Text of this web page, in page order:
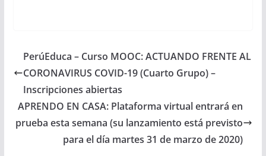
PerúEduca – Curso MOOC: ACTUANDO FRENTE AL
CORONAVIRUS COVID-19 (Cuarto Grupo) –
Inscripciones abiertas
APRENDO EN CASA: Plataforma virtual entrará en
prueba esta semana (su lanzamiento está previsto
para el día martes 31 de marzo de 2020)